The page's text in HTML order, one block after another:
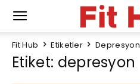
Fit Hub Etiketler Depresyon
Etiket: depresyon